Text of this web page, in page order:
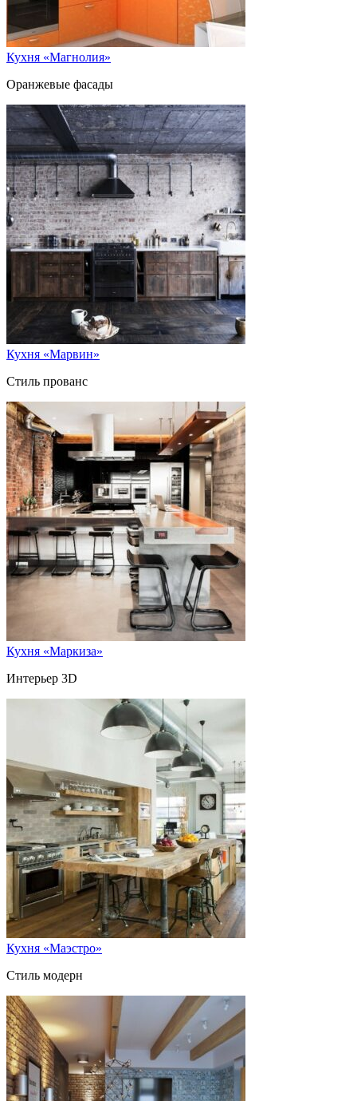
Кухня «Магнолия»
Оранжевые фасады
Кухня «Марвин»
Стиль прованс
Кухня «Маркиза»
Интерьер 3D
Кухня «Маэстро»
Стиль модерн